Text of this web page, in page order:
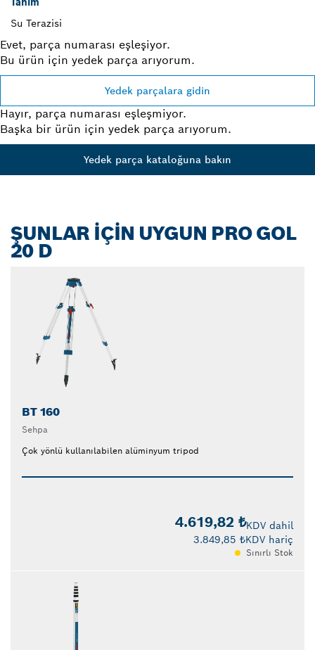
Su Terazisi
Evet, parça numarası eşleşiyor.
Bu ürün için yedek parça arıyorum.
Yedek parçalara gidin
Hayır, parça numarası eşleşmiyor.
Başka bir ürün için yedek parça arıyorum.
Yedek parça kataloğuna bakın
ŞUNLAR İÇİN UYGUN PRO GOL
20 D
BT 160
Sehpa
Çok yönlü kullanılabilen alüminyum tripod
4.619,82 ₺KDV dahil
3.849,85 ₺KDV hariç
Sınırlı Stok